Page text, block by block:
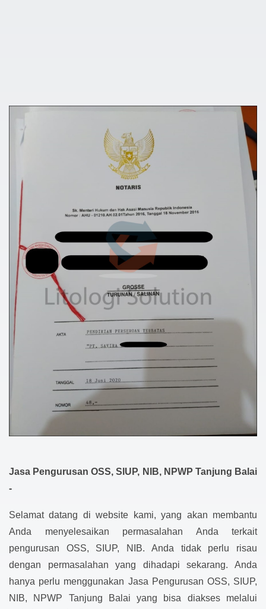
Jasa Pengurusan OSS, SIUP, NIB, NPWP Tanjung Balai
-
Selamat datang di website kami, yang akan membantu
Anda menyelesaikan permasalahan Anda terkait
pengurusan OSS, SIUP, NIB. Anda tidak perlu risau
dengan permasalahan yang dihadapi sekarang. Anda
hanya perlu menggunakan Jasa Pengurusan OSS, SIUP,
NIB, NPWP Tanjung Balai yang bisa diakses melalui